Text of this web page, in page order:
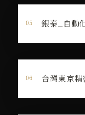
銀泰_自動
台灣東京